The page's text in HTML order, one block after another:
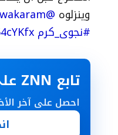
وينزلوه @najwakaram
#نجوى_كرم
تابع ZNN على تيليغرام
احصل على آخر